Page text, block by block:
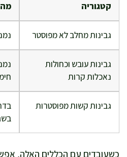
קטגוריה מה
גבינות מחלב לא מפוסטר
גבינות עובש וכחולות
נאכלות קרות
גבינות קשות מפוסטרות
כשעובדים עם הכללים האלה,